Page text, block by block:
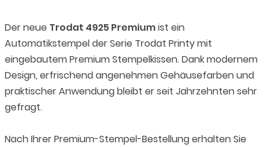
Der neue Trodat 4925 Premiumist ein
Automatikstempel der Serie Trodat Printy mit
eingebautem Premium Stempelkissen. Dank modernem
Design, erfrischend angenehmen Gehäusefarben und
praktischer Anwendung bleibt er seit Jahrzehnten sehr
gefragt.
Nach Ihrer Premium-Stempel-Bestellung erhalten Sie